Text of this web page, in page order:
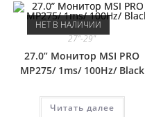
НЕТ В НАЛИЧИИ
27"-29"
27.0” Монитор MSI PRO
MP275/ 1ms/ 100Hz/ Black
Читать далее